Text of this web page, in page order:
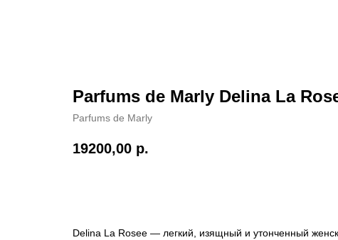
Parfums de Marly Delina La
Parfums de Marly
19200,00 р.
Delina La Rosee — легкий, изящный и утонченный